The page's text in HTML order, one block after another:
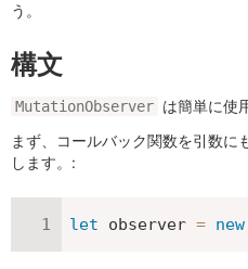
う。
構文
MutationObserver は簡単に使
まず、コールバック関数を引数
します。:
let observer = new